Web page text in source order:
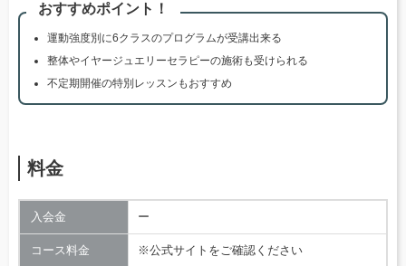
おすすめポイント！
運動強度別に6クラスのプログラムが受講出来る
整体やイヤージュエリーセラピーの施術も受けられる
不定期開催の特別レッスンもおすすめ
料金
入会金 ー
コース料金 ※公式サイトをご確認ください